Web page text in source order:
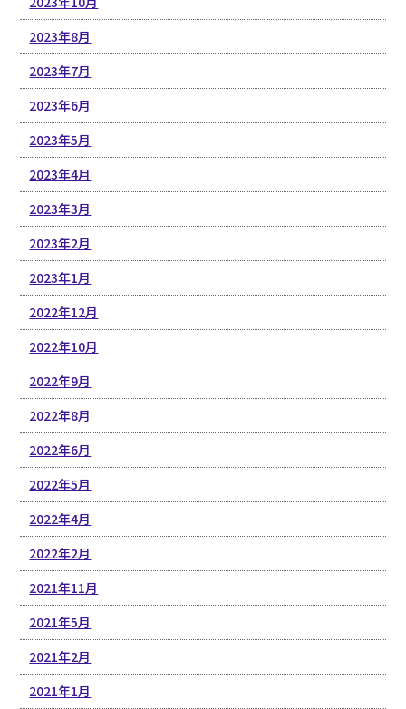
2023年8月
2023年7月
2023年6月
2023年5月
2023年4月
2023年3月
2023年2月
2023年1月
2022年12月
2022年10月
2022年9月
2022年8月
2022年6月
2022年5月
2022年4月
2022年2月
2021年11月
2021年5月
2021年2月
2021年1月